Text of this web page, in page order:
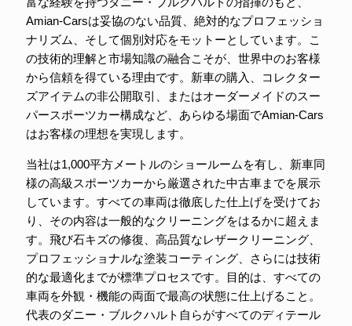
Amian-Carsは妥協のない品質、絶対的なプロフェッショ
ナリズム、そして個別対応をモットーとしています。こ
の技術的理解と市場知識の融合こそが、世界中のお客様
から信頼を得ている理由です。新車の購入、コレクター
ズアイテムの非公開取引、またはオーダーメイドのスー
パースポーツカー構成など、あらゆる場面でAmian-Cars
はお客様の理想を実現します。
当社は1,000平方メートルのショールームを有し、新車同
様の高級スポーツカーから厳選された中古車までを展示
しています。すべての車両は徹底した仕上げを受けてお
り、その内容は一般的なクリーニングをはるかに超えま
す。飛び石キズの修復、高品質なレザークリーニング、
プロフェッショナルな塗装コーティング、さらには技術
的な最適化までが標準プロセスです。目的は、すべての
車両を外観・機能の両面で最高の状態に仕上げること。
代表のダニー・ブルクハルト自らがすべてのディテール